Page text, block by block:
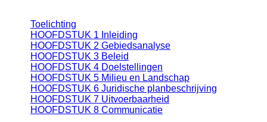
Toelichting
HOOFDSTUK 1 Inleiding
HOOFDSTUK 2 Gebiedsanalyse
HOOFDSTUK 3 Beleid
HOOFDSTUK 4 Doelstellingen
HOOFDSTUK 5 Milieu en Landschap
HOOFDSTUK 6 Juridische planbeschrijving
HOOFDSTUK 7 Uitvoerbaarheid
HOOFDSTUK 8 Communicatie